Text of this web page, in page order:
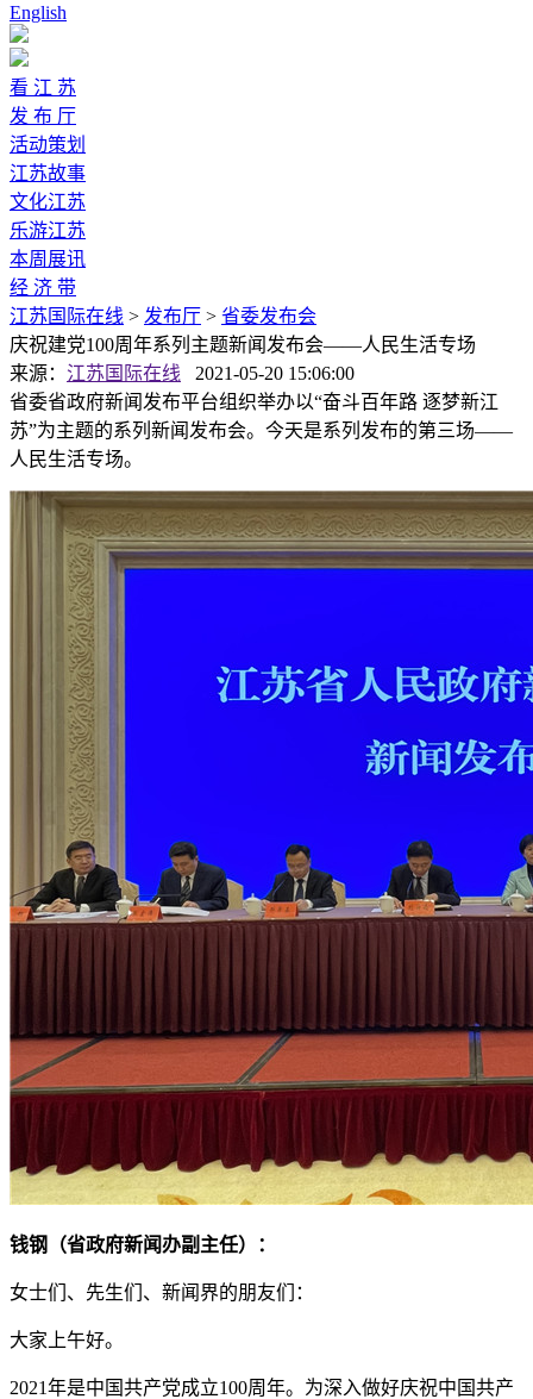
English
看 江 苏
发 布 厅
活动策划
江苏故事
文化江苏
乐游江苏
本周展讯
经 济 带
江苏国际在线 > 发布厅 > 省委发布会
庆祝建党100周年系列主题新闻发布会——人民生活专场
来源： 江苏国际在线
2021-05-20 15:06:00
省委省政府新闻发布平台组织举办以“奋斗百年路 逐梦新江
苏”为主题的系列新闻发布会。今天是系列发布的第三场——
人民生活专场。
钱钢（省政府新闻办副主任）：
女士们、先生们、新闻界的朋友们：
大家上午好。
2021年是中国共产党成立100周年。为深入做好庆祝中国共产